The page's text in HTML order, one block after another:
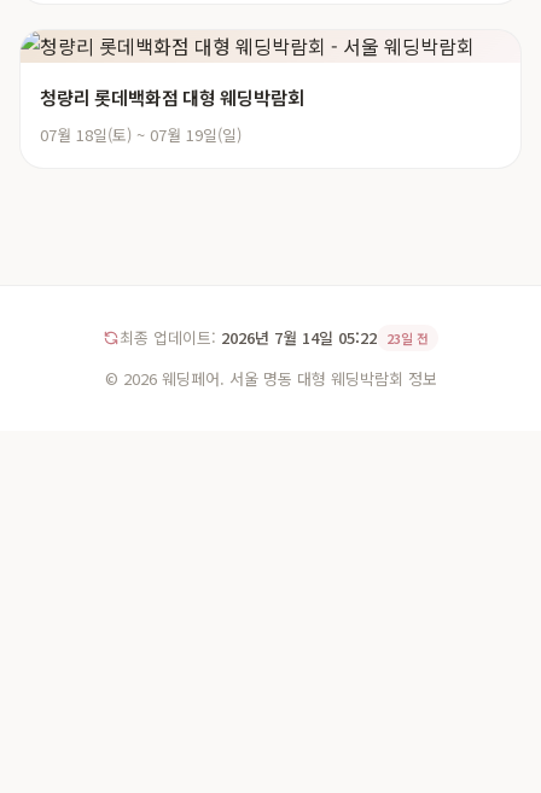
청량리 롯데백화점 대형 웨딩박람회
07월 18일(토) ~ 07월 19일(일)
최종 업데이트: 2026년 7월 14일 05:22 23일 전
© 2026 웨딩페어. 서울 명동 대형 웨딩박람회 정보